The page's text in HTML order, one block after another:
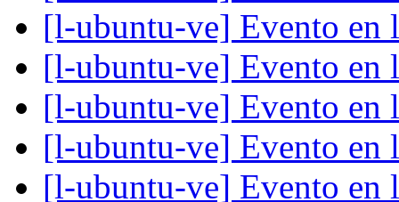
[l-ubuntu-ve] Evento en
[l-ubuntu-ve] Evento en
[l-ubuntu-ve] Evento en
[l-ubuntu-ve] Evento en
[l-ubuntu-ve] Evento en